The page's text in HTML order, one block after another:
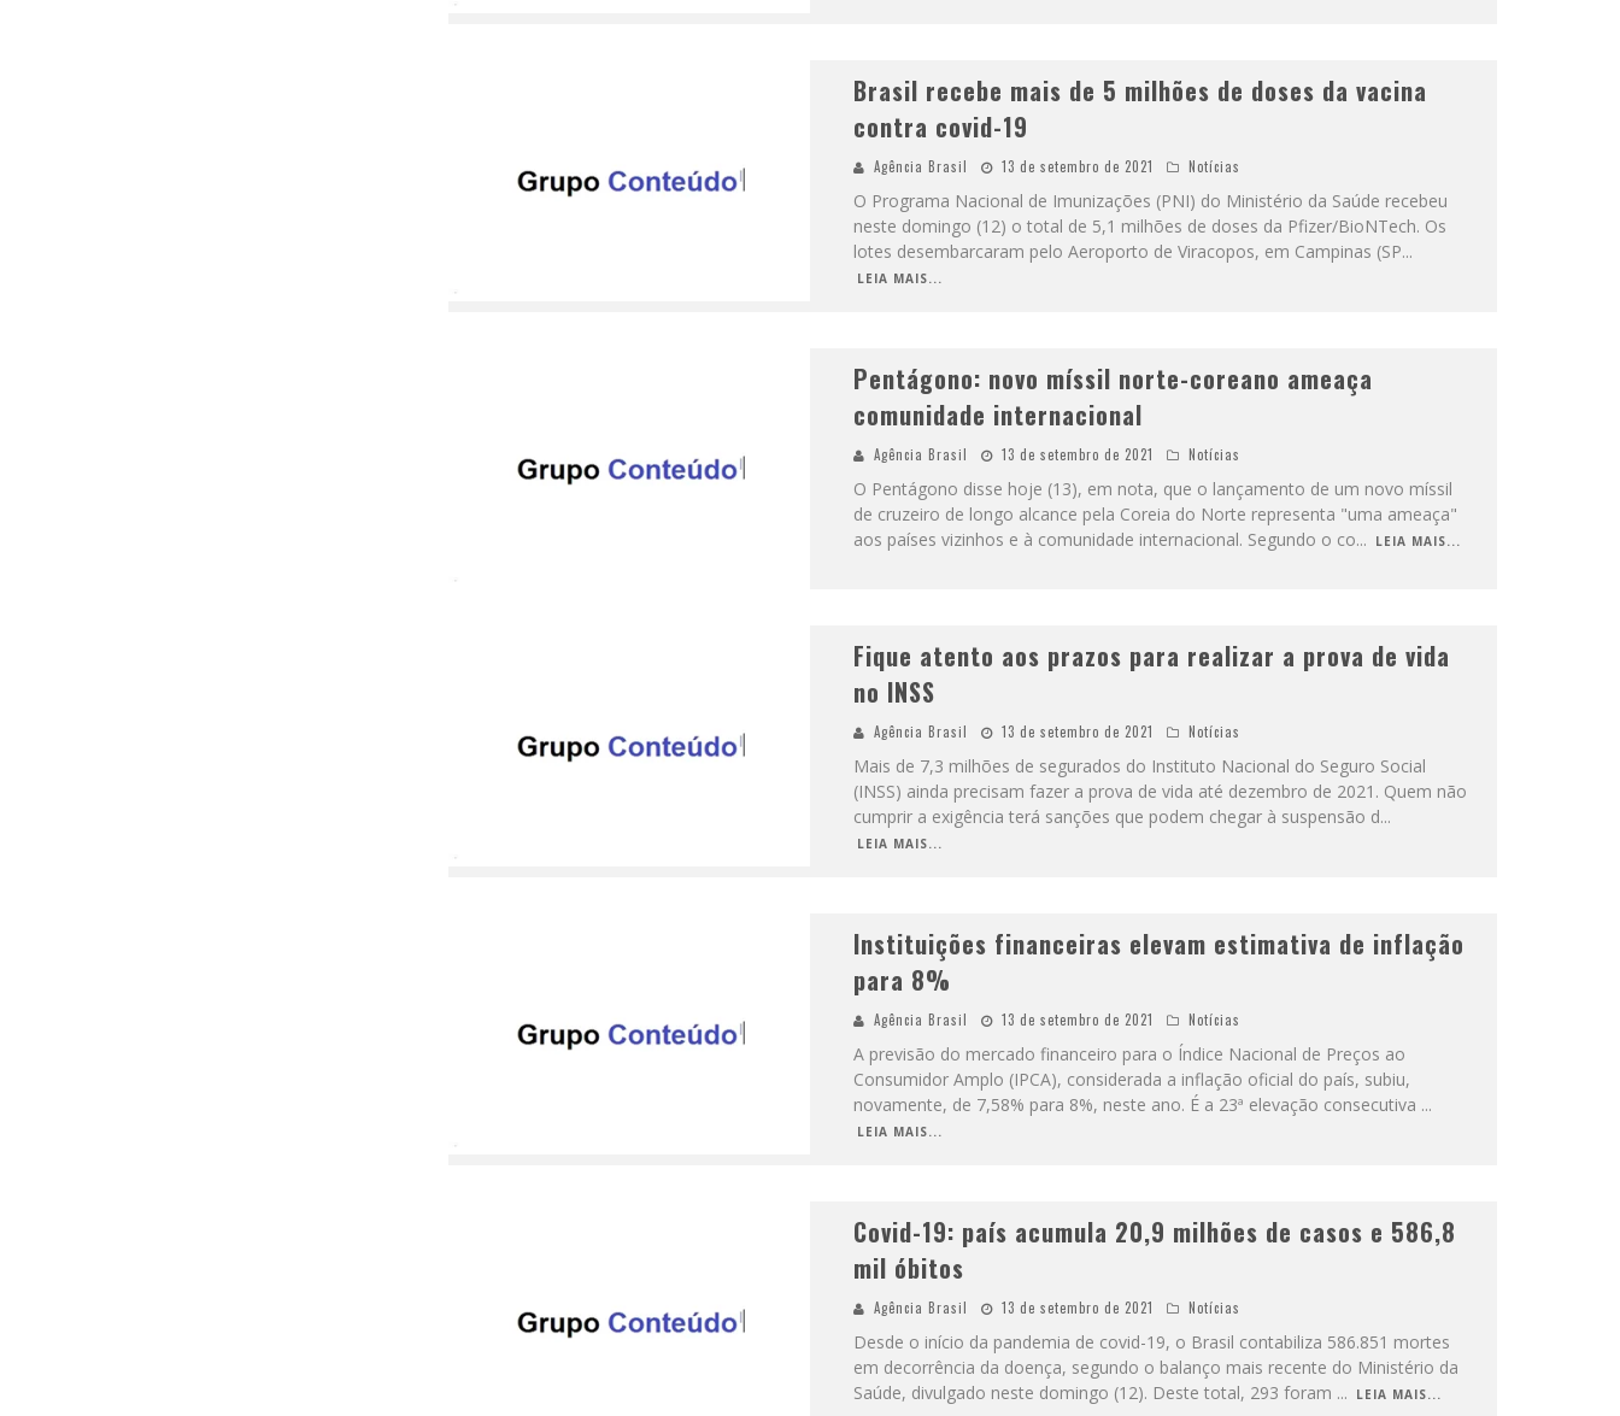
Brasil recebe mais de 5 milhões de doses da vacina
contra covid-19
Agência Brasil 13 de setembro de 2021 Notícias
O Programa Nacional de Imunizações (PNI) do Ministério da Saúde recebeu
neste domingo (12) o total de 5,1 milhões de doses da Pfizer/BioNTech. Os
lotes desembarcaram pelo Aeroporto de Viracopos, em Campinas (SP...
LEIA MAIS...
Pentágono: novo míssil norte-coreano ameaça
comunidade internacional
Agência Brasil 13 de setembro de 2021 Notícias
O Pentágono disse hoje (13), em nota, que o lançamento de um novo míssil
de cruzeiro de longo alcance pela Coreia do Norte representa "uma ameaça"
aos países vizinhos e à comunidade internacional. Segundo o co... LEIA MAIS...
Fique atento aos prazos para realizar a prova de vida
no INSS
Agência Brasil 13 de setembro de 2021 Notícias
Mais de 7,3 milhões de segurados do Instituto Nacional do Seguro Social
(INSS) ainda precisam fazer a prova de vida até dezembro de 2021. Quem não
cumprir a exigência terá sanções que podem chegar à suspensão d...
LEIA MAIS...
Instituições financeiras elevam estimativa de inflação
para 8%
Agência Brasil 13 de setembro de 2021 Notícias
A previsão do mercado financeiro para o Índice Nacional de Preços ao
Consumidor Amplo (IPCA), considerada a inflação oficial do país, subiu,
novamente, de 7,58% para 8%, neste ano. É a 23ª elevação consecutiva ...
LEIA MAIS...
Covid-19: país acumula 20,9 milhões de casos e 586,8
mil óbitos
Agência Brasil 13 de setembro de 2021 Notícias
Desde o início da pandemia de covid-19, o Brasil contabiliza 586.851 mortes
em decorrência da doença, segundo o balanço mais recente do Ministério da
Saúde, divulgado neste domingo (12). Deste total, 293 foram ... LEIA MAIS...